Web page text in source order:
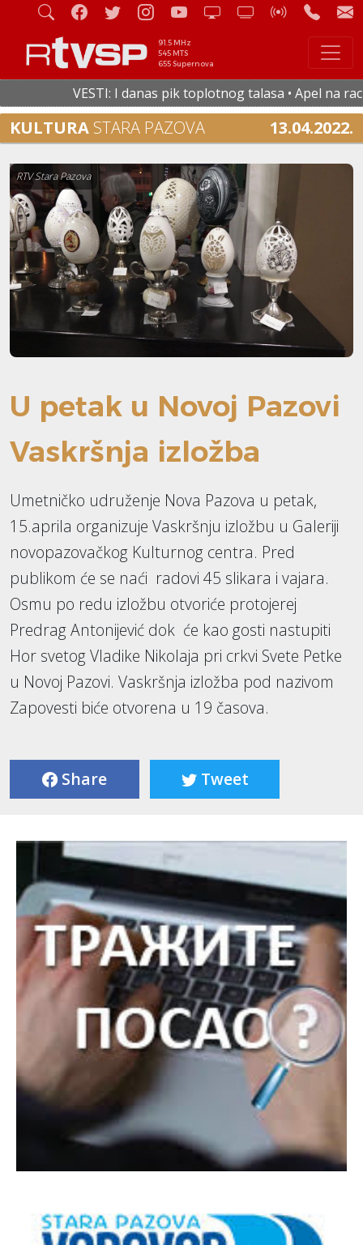
91.5 MHz
545 MTS
655 Supernova
VESTI: I danas pik toplotnog talasa • Apel na
KULTURA STARA PAZOVA 13.04.2022.
RTV Stara Pazova
U petak u Novoj Pazovi
Vaskršnja izložba
Umetničko udruženje Nova Pazova u petak,
15.aprila organizuje Vaskršnju izložbu u Galeriji
novopazovačkog Kulturnog centra. Pred
publikom će se naći radovi 45 slikara i vajara.
Osmu po redu izložbu otvoriće protojerej
Predrag Antonijević dok će kao gosti nastupiti
Hor svetog Vladike Nikolaja pri crkvi Svete Petke
u Novoj Pazovi. Vaskršnja izložba pod nazivom
Zapovesti biće otvorena u 19 časova.
Share Tweet